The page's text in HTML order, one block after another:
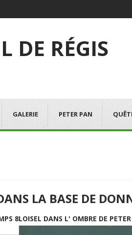
DE RÉGIS
GALERIE PETER PAN
LA BASE DE
8LOISEL DANS L' OMBRE DE